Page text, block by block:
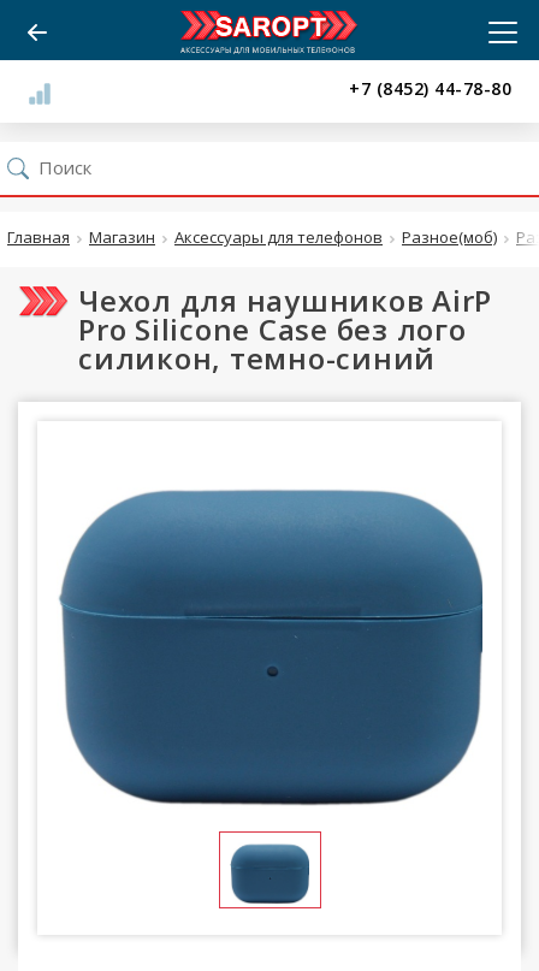
+7 (8452) 44-78-80
Главная Магазин Аксессуары для телефонов Разное(моб)
Чехол для наушников AirP
Pro Silicone Case без лого
силикон, темно-синий